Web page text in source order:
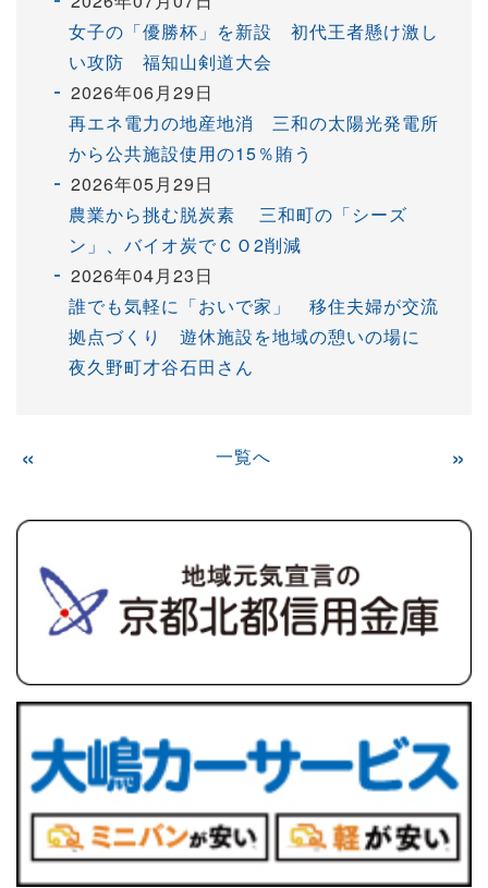
女子の「優勝杯」を新設 初代王者懸け激し
い攻防 福知山剣道大会
2026年06月29日
再エネ電力の地産地消 三和の太陽光発電所
から公共施設使用の15％賄う
2026年05月29日
農業から挑む脱炭素 三和町の「シーズ
ン」、バイオ炭でＣＯ2削減
2026年04月23日
誰でも気軽に「おいで家」 移住夫婦が交流
拠点づくり 遊休施設を地域の憩いの場に
夜久野町才谷石田さん
« 一覧へ